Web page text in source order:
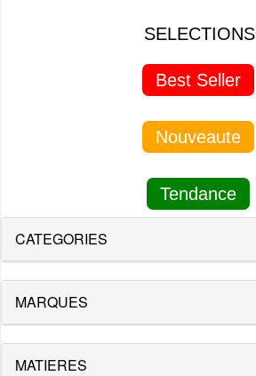
SELECTIONS
Best Seller
Nouveaute
Tendance
CATEGORIES
MARQUES
MATIERES